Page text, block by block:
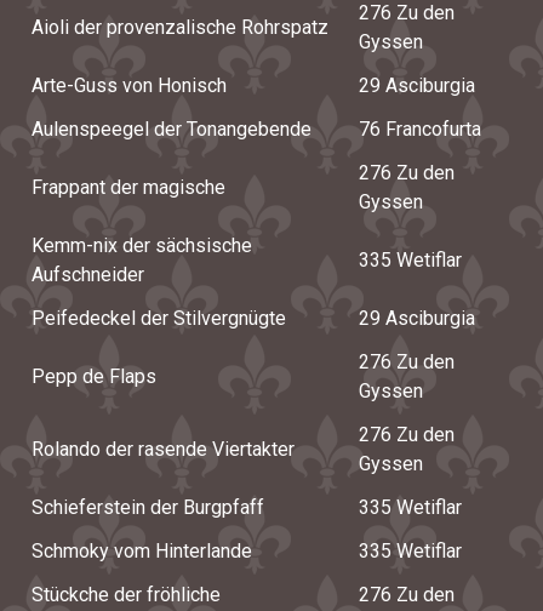
Aioli der provenzalische Rohrspatz
276 Zu den
Gyssen
Arte-Guss von Honisch
29 Asciburgia
Aulenspeegel der Tonangebende
76 Francofurta
Frappant der magische
276 Zu den
Gyssen
Kemm-nix der sächsische
Aufschneider
335 Wetiflar
Peifedeckel der Stilvergnügte 29 Asciburgia
Pepp de Flaps
276 Zu den
Gyssen
Rolando der rasende Viertakter
276 Zu den
Gyssen
Schieferstein der Burgpfaff
335 Wetiflar
Schmoky vom Hinterlande
335 Wetiflar
Stückche der fröhliche
276 Zu den